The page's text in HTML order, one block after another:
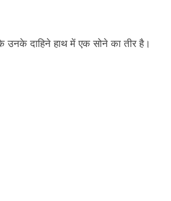
उनके दाहिने हाथ में एक सोने का तीर है।